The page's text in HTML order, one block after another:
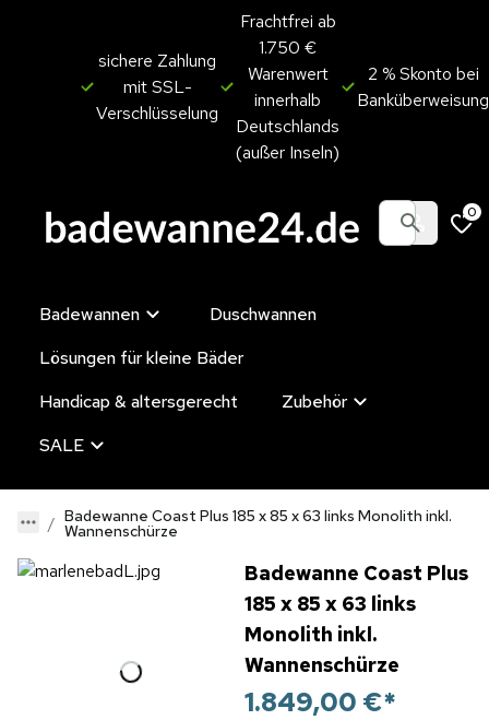
sichere Zahlung
mit SSL-
Verschlüsselung
Frachtfrei ab
1.750 €
Warenwert
innerhalb
Deutschlands
(außer Inseln)
2 % Skonto bei
Banküberweisung
0
Badewannen
Duschwannen
Lösungen für kleine Bäder
Handicap & altersgerecht
Zubehör
SALE
Badewanne Coast Plus 185 x 85 x 63 links Monolith inkl.
Wannenschürze
Badewanne Coast Plus
185 x 85 x 63 links
Monolith inkl.
Wannenschürze
1.849,00 €*